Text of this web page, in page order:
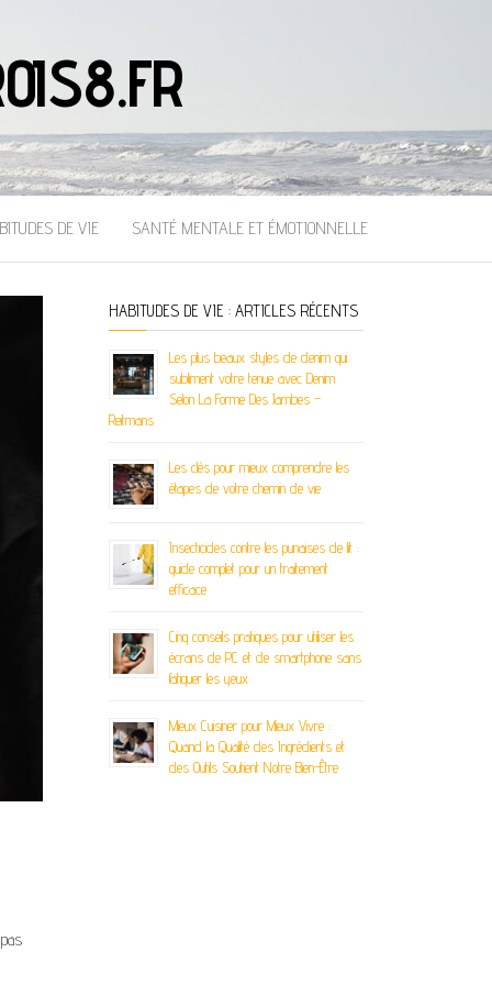
DE VIE SANTÉ MENTALE ET ÉMOTIONNELLE
HABITUDES DE VIE : ARTICLES RÉCENTS
Les plus beaux styles de denim qui
subliment votre tenue avec Denim
Selon La Forme Des Jambes –
Reitmans
Les clés pour mieux comprendre les
étapes de votre chemin de vie
Insecticides contre les punaises de lit :
guide complet pour un traitement
efficace
Cinq conseils pratiques pour utiliser les
écrans de PC et de smartphone sans
fatiguer les yeux
Mieux Cuisiner pour Mieux Vivre :
Quand la Qualité des Ingrédients et
des Outils Soutient Notre Bien-Être